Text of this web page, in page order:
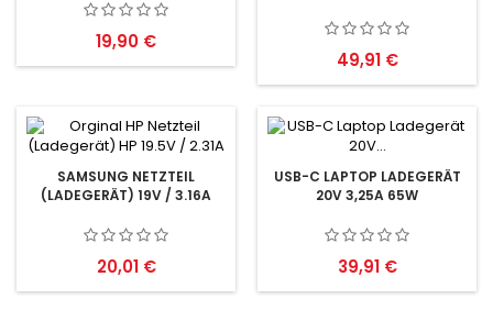
Preis
19,90 €
Preis
49,91 €
SAMSUNG NETZTEIL
(LADEGERÄT) 19V / 3.16A
Preis
20,01 €
USB-C LAPTOP LADEGERÄT
20V 3,25A 65W
Preis
39,91 €